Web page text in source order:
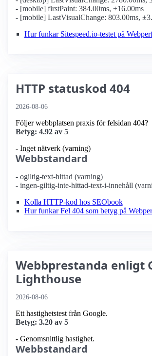
- [mobile] firstPaint: 384.00ms, ±16.00ms
- [mobile] LastVisualChange: 803.00ms,
Hur funkar Sitespeed.io-testet på
HTTP statuskod 404
2026-08-06
Följer webbplatsen praxis för felsidan 404?
Betyg: 4.92 av 5
- Inget nätverk (varning)
Webbstandard
- ogiltig-text-hittad (varning)
- ingen-giltig-inte-hittad-text-i-innehåll
Kolla HTTP-kod hos SEObook
Hur funkar Fel 404 som betyg på
Webbprestanda enligt
Lighthouse
2026-08-06
Ett hastighetstest från Google.
Betyg: 3.20 av 5
- Genomsnittlig hastighet.
Webbstandard